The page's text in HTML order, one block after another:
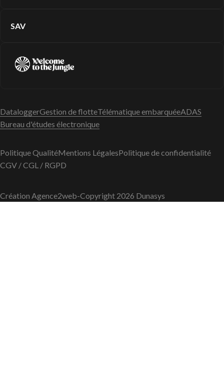
SAV
DataloggerGestion de flotteTélématique embarquéeADAS
Bureau d'études électronique
Création Agence2web-Copyright 2026 Dunasys
Politique QualitéMentions LégalesPolitique de confidentialité
CGV / CGL / RGPD